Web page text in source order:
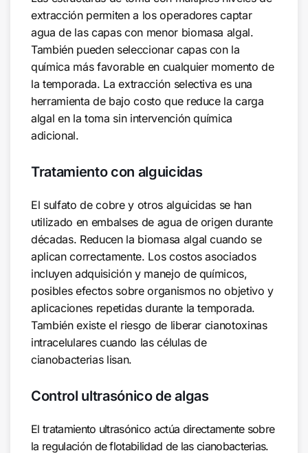
extracción permiten a los operadores captar
agua de las capas con menor biomasa algal.
También pueden seleccionar capas con la
química más favorable en cualquier momento de
la temporada. La extracción selectiva es una
herramienta de bajo costo que reduce la carga
algal en la toma sin intervención química
adicional.
Tratamiento con alguicidas
El sulfato de cobre y otros alguicidas se han
utilizado en embalses de agua de origen durante
décadas. Reducen la biomasa algal cuando se
aplican correctamente. Los costos asociados
incluyen adquisición y manejo de químicos,
posibles efectos sobre organismos no objetivo y
aplicaciones repetidas durante la temporada.
También existe el riesgo de liberar cianotoxinas
intracelulares cuando las células de
cianobacterias lisan.
Control ultrasónico de algas
El tratamiento ultrasónico actúa directamente sobre
la regulación de flotabilidad de las cianobacterias.